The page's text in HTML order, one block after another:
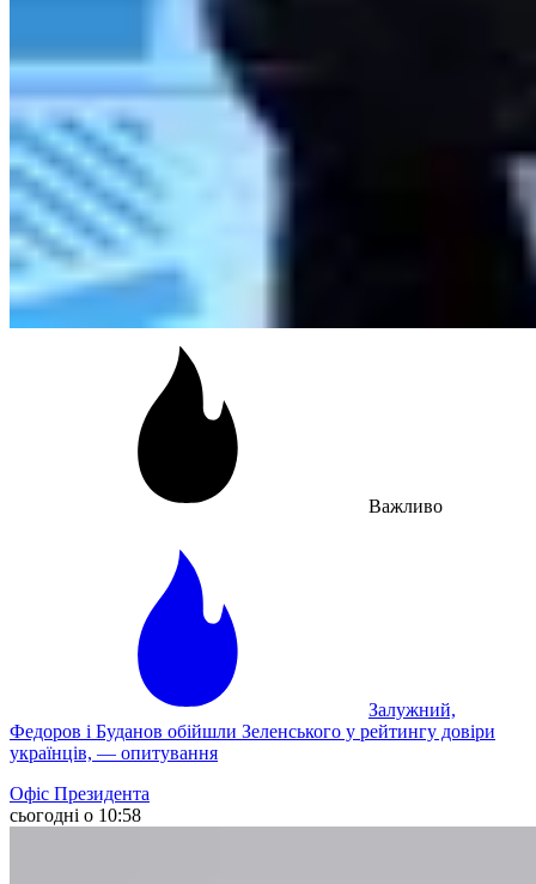
Важливо
Залужний,
Федоров і Буданов обійшли Зеленського у рейтингу довіри
українців, — опитування
Офіс Президента
сьогодні о 10:58